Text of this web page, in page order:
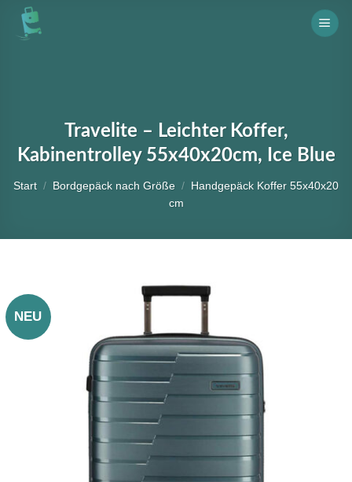
Skip
Travelite – Leichter Koffer,
Kabinentrolley 55x40x20cm, Ice Blue
Start / Bordgepäck nach Größe / Handgepäck Koffer 55x40x20
cm
NEU